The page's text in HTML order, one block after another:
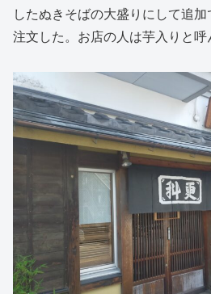
したぬきそばの大盛りにして追
注文した。お店の人は芋入りと呼